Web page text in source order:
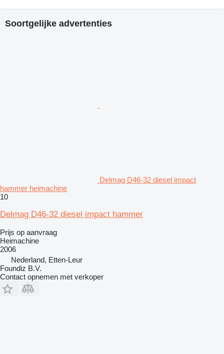
Soortgelijke advertenties
Delmag D46-32 diesel impact
hammer heimachine
10
Delmag D46-32 diesel impact hammer
Prijs op aanvraag
Heimachine
2006
Nederland, Etten-Leur
Foundiz B.V.
Contact opnemen met verkoper